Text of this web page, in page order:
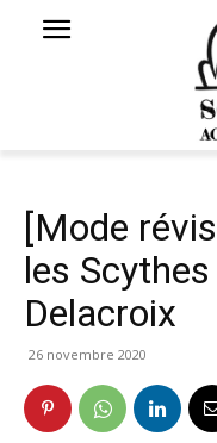
[Mode
les
Delacroix
26 novembre 2020